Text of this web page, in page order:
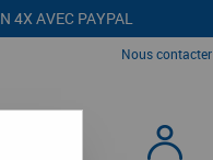
4X AVEC PAYPAL
Nous contacter